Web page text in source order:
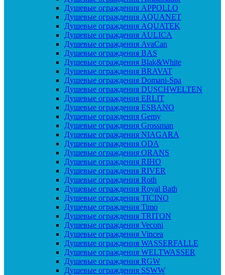
Душевые ограждения APPOLLO
Душевые ограждения AQUANET
Душевые ограждения AQUATEK
Душевые ограждения AULICA
Душевые ограждения AvaCan
Душевые ограждения BAS
Душевые ограждения Blak&White
Душевые ограждения BRAVAT
Душевые ограждения Domani-Spa
Душевые ограждения DUSCHWELTEN
Душевые ограждения ERLIT
Душевые ограждения ESBANO
Душевые ограждения Gemy
Душевые ограждения Grossman
Душевые ограждения NIAGARA
Душевые ограждения ODA
Душевые ограждения ORANS
Душевые ограждения RIHO
Душевые ограждения RIVER
Душевые ограждения Roth
Душевые ограждения Royal Bath
Душевые ограждения TICINO
Душевые ограждения Timo
Душевые ограждения TRITON
Душевые ограждения Veconi
Душевые ограждения Vincea
Душевые ограждения WASSERFALLE
Душевые ограждения WELTWASSER
Душевые ограждения RGW
Душевые ограждения SSWW